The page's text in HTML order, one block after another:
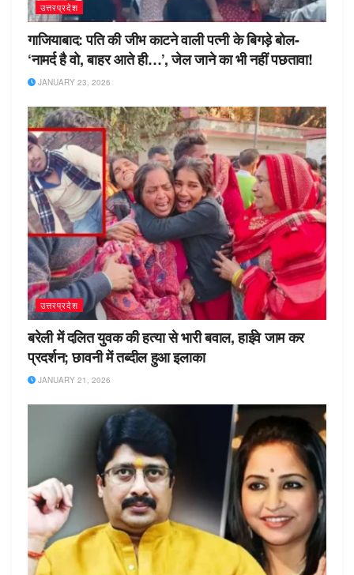
उत्तरप्रदेश
गाजियाबाद: पति की जीभ काटने वाली पत्नी के बिगड़े बोल-
‘नामर्द है वो, बाहर आते ही…’, जेल जाने का भी नहीं पछतावा!
JANUARY 23, 2026
उत्तरप्रदेश
बरेली में दलित युवक की हत्या से भारी बवाल, हाईवे जाम कर
प्रदर्शन; छावनी में तब्दील हुआ इलाका
JANUARY 21, 2026